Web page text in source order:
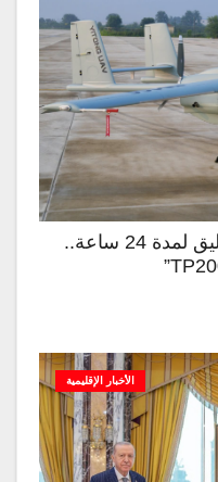
بحمولة طن وقدرة على التحليق لمدة 24 ساعة..
الأخبار الإقليمية